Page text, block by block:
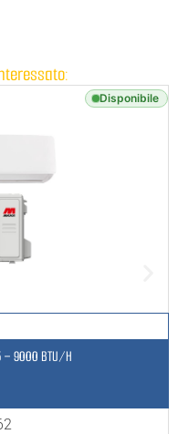
Disponibile
– 9000 BTU/H